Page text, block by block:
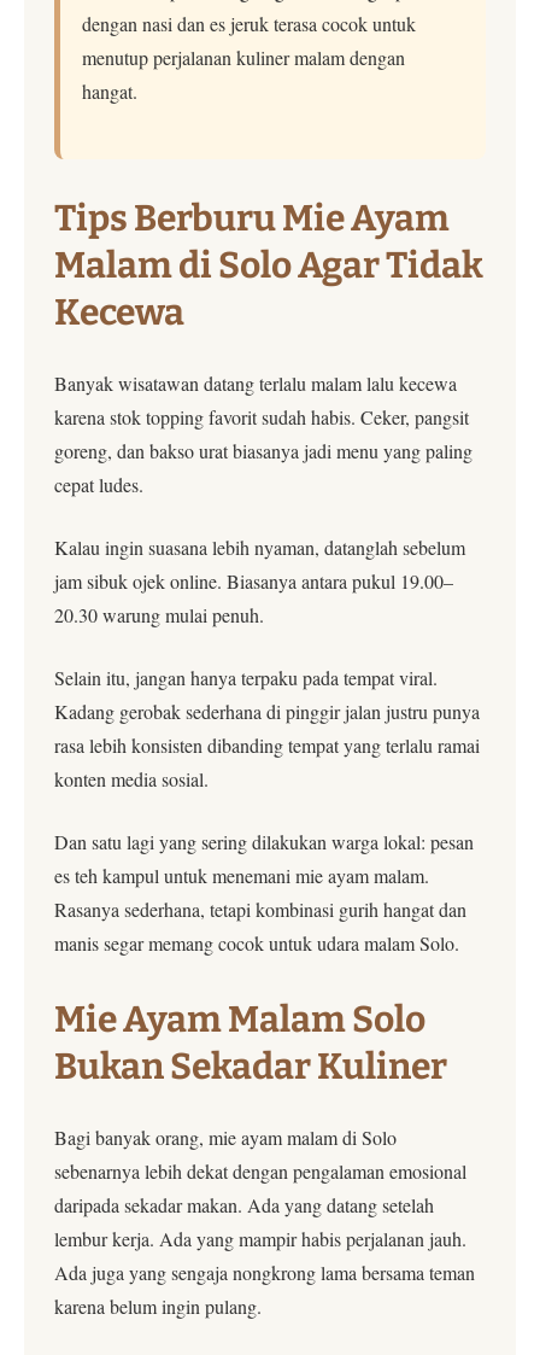
dengan nasi dan es jeruk terasa cocok untuk
menutup perjalanan kuliner malam dengan
hangat.
Tips Berburu Mie Ayam
Malam di Solo Agar Tidak
Kecewa
Banyak wisatawan datang terlalu malam lalu kecewa
karena stok topping favorit sudah habis. Ceker, pangsit
goreng, dan bakso urat biasanya jadi menu yang paling
cepat ludes.
Kalau ingin suasana lebih nyaman, datanglah sebelum
jam sibuk ojek online. Biasanya antara pukul 19.00–
20.30 warung mulai penuh.
Selain itu, jangan hanya terpaku pada tempat viral.
Kadang gerobak sederhana di pinggir jalan justru punya
rasa lebih konsisten dibanding tempat yang terlalu ramai
konten media sosial.
Dan satu lagi yang sering dilakukan warga lokal: pesan
es teh kampul untuk menemani mie ayam malam.
Rasanya sederhana, tetapi kombinasi gurih hangat dan
manis segar memang cocok untuk udara malam Solo.
Mie Ayam Malam Solo
Bukan Sekadar Kuliner
Bagi banyak orang, mie ayam malam di Solo
sebenarnya lebih dekat dengan pengalaman emosional
daripada sekadar makan. Ada yang datang setelah
lembur kerja. Ada yang mampir habis perjalanan jauh.
Ada juga yang sengaja nongkrong lama bersama teman
karena belum ingin pulang.